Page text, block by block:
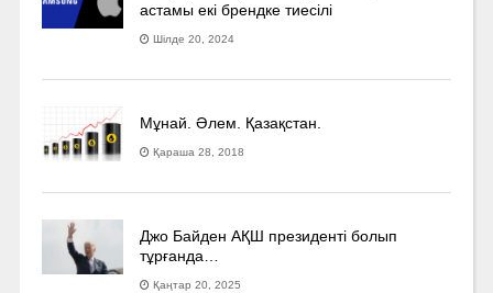
астамы екі брендке тиесілі
Шілде 20, 2024
Мұнай. Әлем. Қазақстан.
Қараша 28, 2018
Джо Байден АҚШ президенті болып
тұрғанда…
Қаңтар 20, 2025